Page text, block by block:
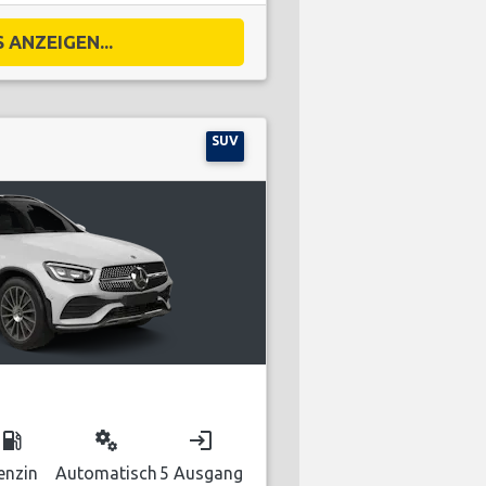
ANZEIGEN...
SUV
local_gas_station miscellaneous_services
Automatisch
login
5 Ausgang